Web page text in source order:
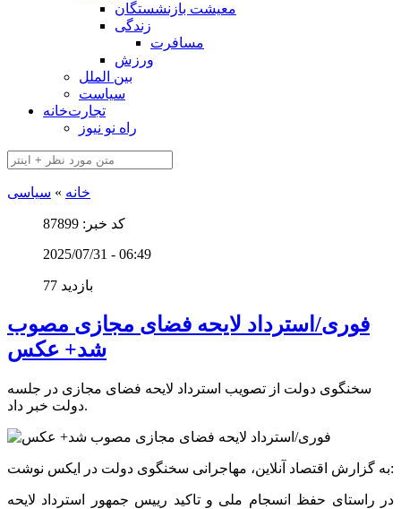
معیشت بازنشستگان
زندگی
مسافرت
ورزش
بین الملل
سیاست
تجارت‌خانه
راه نو نیوز
خانه » سیاسی
کد خبر: 87899
2025/07/31 - 06:49
77 بازدید
فوری/استرداد لایحه فضای مجازی مصوب
شد+ عکس
سخنگوی دولت از تصویب استرداد لایحه فضای مجازی در جلسه
دولت خبر داد.
به گزارش اقتصاد آنلاین، مهاجرانی سخنگوی دولت در ایکس نوشت:
در راستای حفظ انسجام ملی و تاکید رییس جمهور استرداد لایحه